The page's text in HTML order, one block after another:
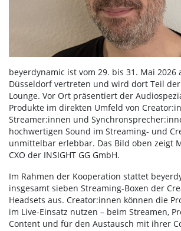
beyerdynamic ist vom 29. bis 31. Mai 2026
Düsseldorf vertreten und wird dort Teil
Lounge. Vor Ort präsentiert der
Produkte im direkten Umfeld von
Streamer:innen und
hochwertigen Sound im Streaming- und
unmittelbar erlebbar. Das Bild oben zeigt
CXO der INSIGHT GG GmbH.
Im Rahmen der Kooperation stattet
insgesamt sieben Streaming-Boxen der
Headsets aus. Creator:innen können die
im Live-Einsatz nutzen – beim Streamen,
Content und für den Austausch mit ihrer